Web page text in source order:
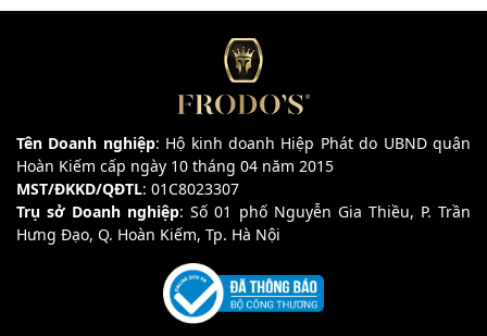
Tên Doanh nghiệp: Hộ kinh doanh Hiệp Phát do UBND quận
Hoàn Kiếm cấp ngày 10 tháng 04 năm 2015
MST/ĐKKD/QĐTL: 01C8023307
Trụ sở Doanh nghiệp: Số 01 phố Nguyễn Gia Thiều, P. Trần
Hưng Đạo, Q. Hoàn Kiếm, Tp. Hà Nội